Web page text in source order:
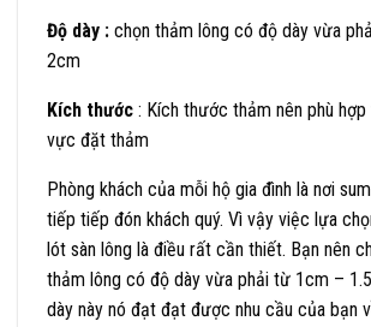
Độ dày : chọn thảm lông có độ dày vừa
2cm
Kích thước : Kích thước thảm nên phù
vực đặt thảm
Phòng khách của mỗi hộ gia đình là nơi
tiếp tiếp đón khách quý. Vì vậy việc lựa
lót sàn lông là điều rất cần thiết. Bạn nên
thảm lông có độ dày vừa phải từ 1cm –
dày này nó đạt đạt được nhu cầu của bạn